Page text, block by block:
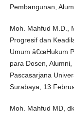
Pembangunan,
Moh. Mahfud M.D.,
Progresif dan
Umum â€œHukum
para Dosen,
Pascasarjana
Surabaya, 13
Moh. Mahfud MD,